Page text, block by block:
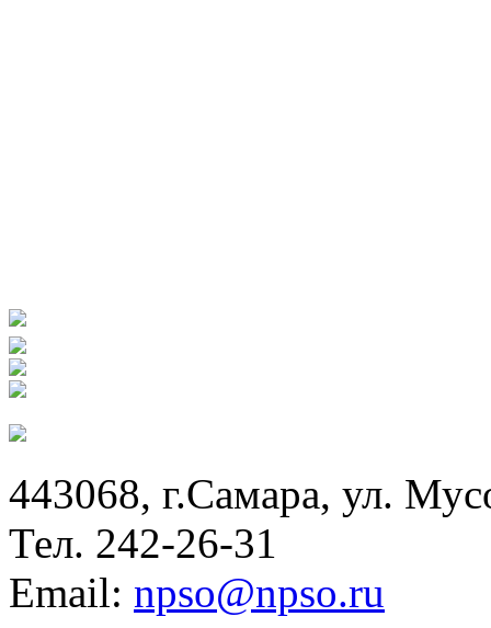
443068, г.Самара, ул.
Тел. 242-26-31
Email: npso@npso.ru